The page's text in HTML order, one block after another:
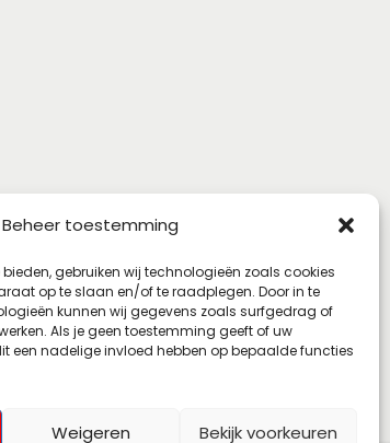
Beheer toestemming
gebruiken wij technologieën zoals cookies
op te slaan en/of te raadplegen. Door in te
kunnen wij gegevens zoals surfgedrag of
Als je geen toestemming geeft of uw
een nadelige invloed hebben op bepaalde functies
Weigeren Bekijk voorkeuren